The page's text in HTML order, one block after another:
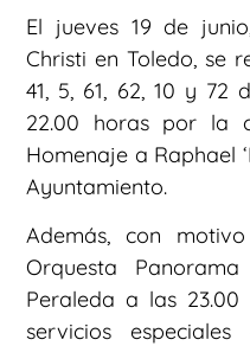
El jueves 19 de
Christi en Toledo, se
41, 5, 61, 62, 10 y
22.00 horas por la
Homenaje a Raphael
Ayuntamiento.
Además, con
Orquesta
Peraleda a las
servicios